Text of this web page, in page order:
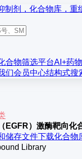
合物筛选平台AI+药
们会员中心结构式搜
EGFR）激酶靶向化
储存文件下载化合物